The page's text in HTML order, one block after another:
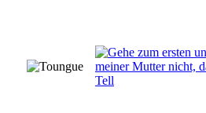
meiner Mutter nicht,
Tell